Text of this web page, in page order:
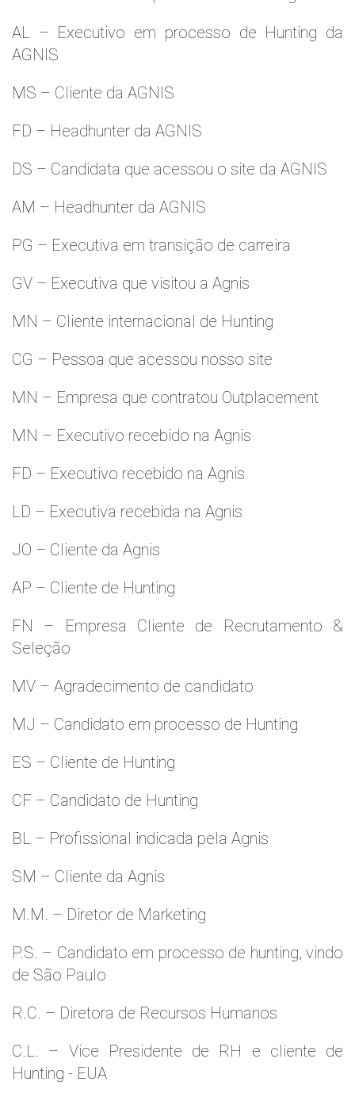
AL – Executivo em processo de Hunting da
AGNIS
MS – Cliente da AGNIS
FD – Headhunter da AGNIS
DS – Candidata que acessou o site da AGNIS
AM – Headhunter da AGNIS
PG – Executiva em transição de carreira
GV – Executiva que visitou a Agnis
MN – Cliente internacional de Hunting
CG – Pessoa que acessou nosso site
MN – Empresa que contratou Outplacement
MN – Executivo recebido na Agnis
FD – Executivo recebido na Agnis
LD – Executiva recebida na Agnis
JO – Cliente da Agnis
AP – Cliente de Hunting
FN – Empresa Cliente de Recrutamento &
Seleção
MV – Agradecimento de candidato
MJ – Candidato em processo de Hunting
ES – Cliente de Hunting
CF – Candidato de Hunting
BL – Profissional indicada pela Agnis
SM – Cliente da Agnis
M.M. – Diretor de Marketing
P.S. – Candidato em processo de hunting, vindo
de São Paulo
R.C. – Diretora de Recursos Humanos
C.L. – Vice Presidente de RH e cliente de
Hunting - EUA